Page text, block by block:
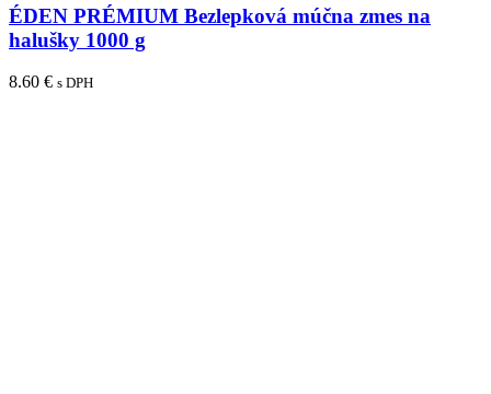
ÉDEN PRÉMIUM Bezlepková múčna zmes na
halušky 1000 g
8.60 € s DPH